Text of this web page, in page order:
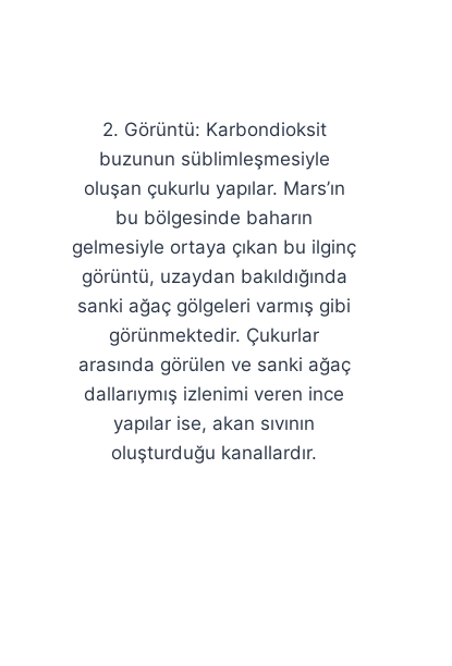
2. Görüntü: Karbondioksit
buzunun süblimleşmesiyle
oluşan çukurlu yapılar. Mars’ın
bu bölgesinde baharın
gelmesiyle ortaya çıkan bu ilginç
görüntü, uzaydan bakıldığında
sanki ağaç gölgeleri varmış gibi
görünmektedir. Çukurlar
arasında görülen ve sanki ağaç
dallarıymış izlenimi veren ince
yapılar ise, akan sıvının
oluşturduğu kanallardır.